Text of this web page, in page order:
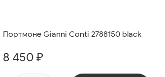
Портмоне Gianni Conti 2788150 black
8 450 ₽